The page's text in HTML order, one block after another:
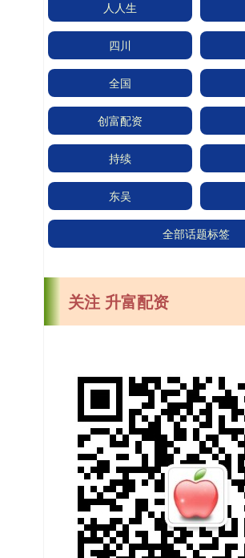
人人生
四川
全国
创富配资
持续
东吴
全部话题标签
关注 升富配资